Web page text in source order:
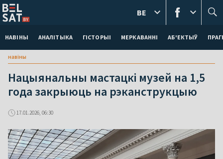
НАВІНЫ АНАЛІТЫКА ГІСТОРЫІ МЕРКАВАННI АБ'ЕКТЫЎ
BE
навіны
Нацыянальны мастацкі музей на 1,5
года закрыюць на рэканструкцыю
17.01.2026, 06:30